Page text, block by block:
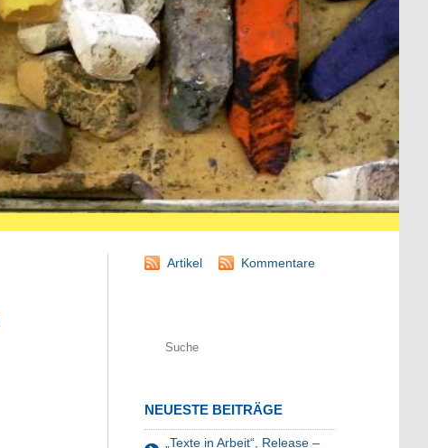
Artikel Kommentare
NEUESTE BEITRÄGE
„Texte in Arbeit“, Release –